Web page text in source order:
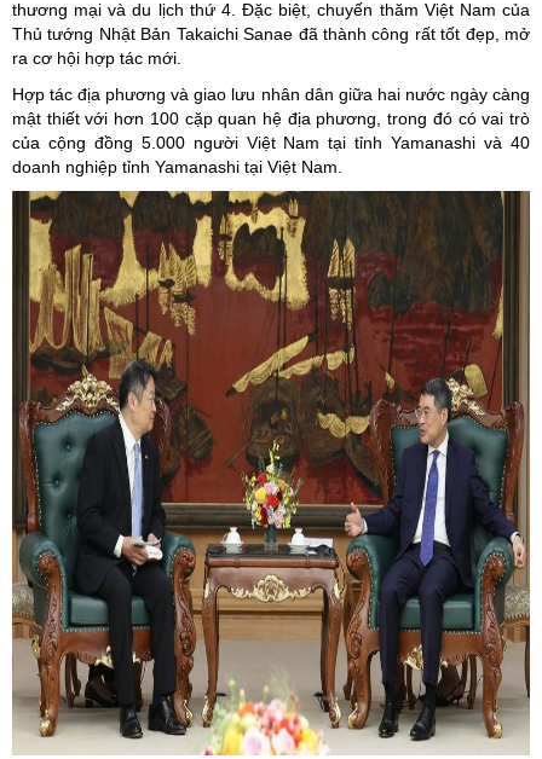
thương mại và du lịch thứ 4. Đặc biệt, chuyến thăm Việt Nam của
Thủ tướng Nhật Bản Takaichi Sanae đã thành công rất tốt đẹp, mở
ra cơ hội hợp tác mới.
Hợp tác địa phương và giao lưu nhân dân giữa hai nước ngày càng
mật thiết với hơn 100 cặp quan hệ địa phương, trong đó có vai trò
của cộng đồng 5.000 người Việt Nam tại tỉnh Yamanashi và 40
doanh nghiệp tỉnh Yamanashi tại Việt Nam.